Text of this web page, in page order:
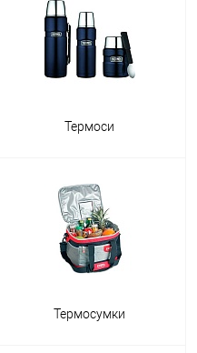
матеріалами
найсуворіших погодних умов.
та термосумки для
та на пікніку: казани,
пальники;
Термоси
Термосумки